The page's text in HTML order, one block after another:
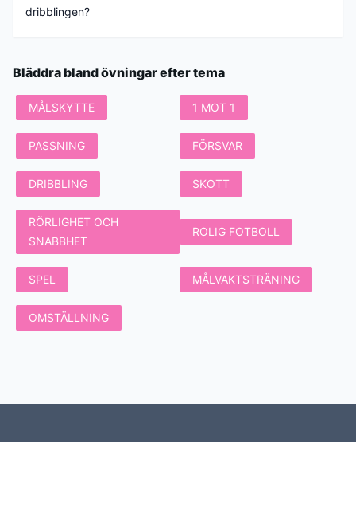
dribblingen?
Bläddra bland övningar efter tema
MÅLSKYTTE 1 MOT 1
PASSNING FÖRSVAR
DRIBBLING SKOTT
RÖRLIGHET OCH
SNABBHET
ROLIG FOTBOLL
SPEL MÅLVAKTSTRÄNING
OMSTÄLLNING